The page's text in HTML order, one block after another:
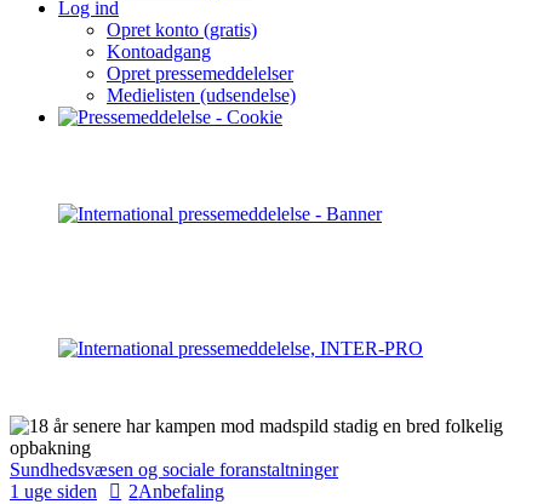
Log ind
Opret konto (gratis)
Kontoadgang
Opret pressemeddelelser
Medielisten (udsendelse)
Sundhedsvæsen og sociale foranstaltninger
1 uge siden
2Anbefaling